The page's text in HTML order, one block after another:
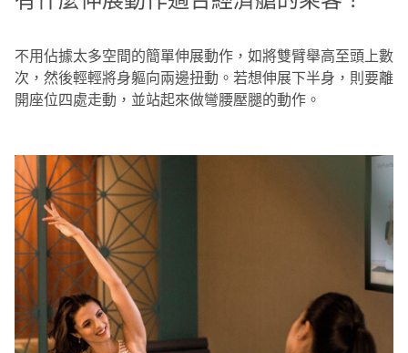
不用佔據太多空間的簡單伸展動作，如將雙臂舉高至頭上數
次，然後輕輕將身軀向兩邊扭動。若想伸展下半身，則要離
開座位四處走動，並站起來做彎腰壓腿的動作。